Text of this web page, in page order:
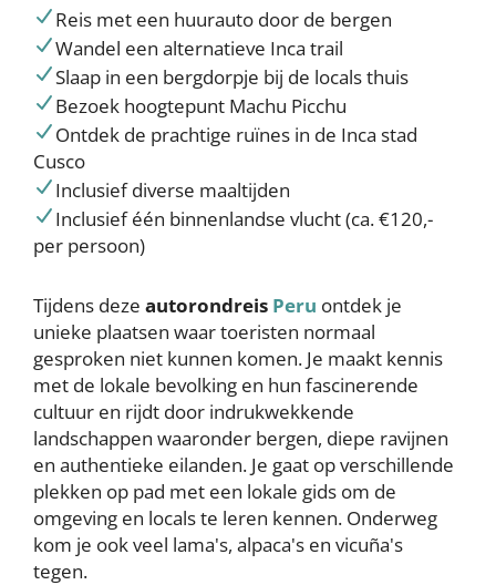
Reis met een huurauto door de bergen
Wandel een alternatieve Inca trail
Slaap in een bergdorpje bij de locals thuis
Bezoek hoogtepunt Machu Picchu
Ontdek de prachtige ruïnes in de Inca stad
Cusco
Inclusief diverse maaltijden
Inclusief één binnenlandse vlucht (ca. €120,-
per persoon)
Tijdens deze autorondreis Peru ontdek je
unieke plaatsen waar toeristen normaal
gesproken niet kunnen komen. Je maakt kennis
met de lokale bevolking en hun fascinerende
cultuur en rijdt door indrukwekkende
landschappen waaronder bergen, diepe ravijnen
en authentieke eilanden. Je gaat op verschillende
plekken op pad met een lokale gids om de
omgeving en locals te leren kennen. Onderweg
kom je ook veel lama's, alpaca's en vicuña's
tegen.